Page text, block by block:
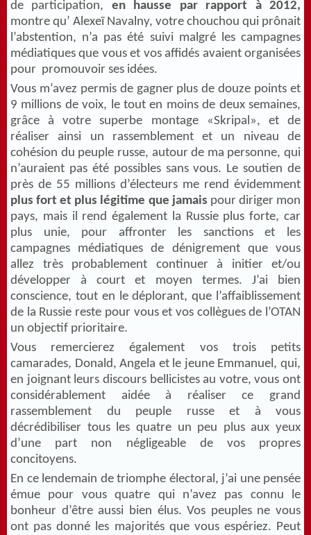
de participation, en hausse par rapport à 2012,
montre qu’ Alexeï Navalny, votre chouchou qui prônait
l’abstention, n’a pas été suivi malgré les campagnes
médiatiques que vous et vos affidés avaient organisées
pour promouvoir ses idées.
Vous m’avez permis de gagner plus de douze points et
9 millions de voix, le tout en moins de deux semaines,
grâce à votre superbe montage «Skripal», et de
réaliser ainsi un rassemblement et un niveau de
cohésion du peuple russe, autour de ma personne, qui
n’auraient pas été possibles sans vous. Le soutien de
près de 55 millions d’électeurs me rend évidemment
plus fort et plus légitime que jamais pour diriger mon
pays, mais il rend également la Russie plus forte, car
plus unie, pour affronter les sanctions et les
campagnes médiatiques de dénigrement que vous
allez très probablement continuer à initier et/ou
développer à court et moyen termes. J’ai bien
conscience, tout en le déplorant, que l’affaiblissement
de la Russie reste pour vous et vos collègues de l’OTAN
un objectif prioritaire.
Vous remercierez également vos trois petits
camarades, Donald, Angela et le jeune Emmanuel, qui,
en joignant leurs discours bellicistes au votre, vous ont
considérablement aidée à réaliser ce grand
rassemblement du peuple russe et à vous
décrédibiliser tous les quatre un peu plus aux yeux
d’une part non négligeable de vos propres
concitoyens.
En ce lendemain de triomphe électoral, j’ai une pensée
émue pour vous quatre qui n’avez pas connu le
bonheur d’être aussi bien élus. Vos peuples ne vous
ont pas donné les majorités que vous espériez. Peut